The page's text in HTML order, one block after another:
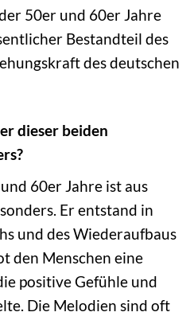
50er und 60er Jahre
Bestandteil des
des deutschen
dieser beiden
60er Jahre ist aus
Er entstand in
und des Wiederaufbaus
den Menschen eine
positive Gefühle und
Die Melodien sind oft